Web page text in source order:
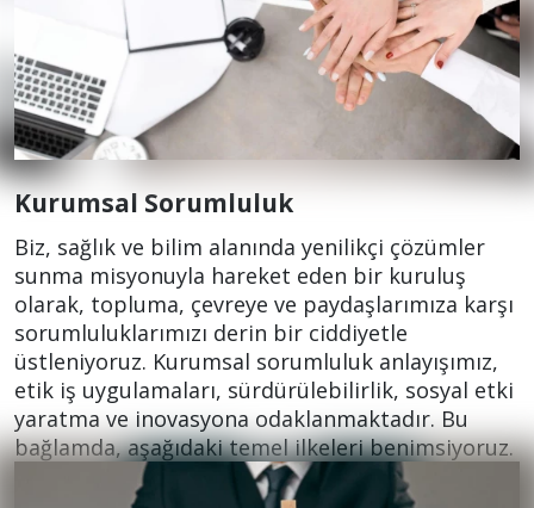
Kurumsal Sorumluluk
Biz, sağlık ve bilim alanında yenilikçi çözümler
sunma misyonuyla hareket eden bir kuruluş
olarak, topluma, çevreye ve paydaşlarımıza karşı
sorumluluklarımızı derin bir ciddiyetle
üstleniyoruz. Kurumsal sorumluluk anlayışımız,
etik iş uygulamaları, sürdürülebilirlik, sosyal etki
yaratma ve inovasyona odaklanmaktadır. Bu
bağlamda, aşağıdaki temel ilkeleri benimsiyoruz.